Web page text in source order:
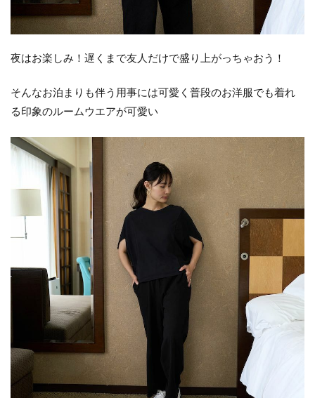
夜はお楽しみ！遅くまで友人だけで盛り上がっちゃおう！
そんなお泊まりも伴う用事には可愛く普段のお洋服でも着れ
る印象のルームウエアが可愛い